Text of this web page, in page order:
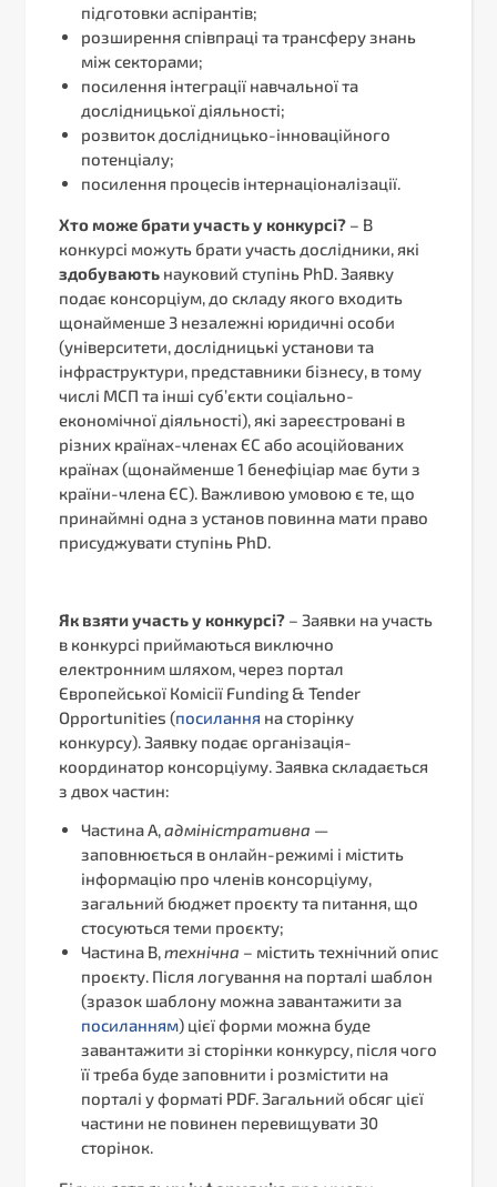
підготовки аспірантів;
розширення співпраці та трансферу знань
між секторами;
посилення інтеграції навчальної та
дослідницької діяльності;
розвиток дослідницько-інноваційного
потенціалу;
посилення процесів інтернаціоналізації.
Хто може брати участь у конкурсі? – В
конкурсі можуть брати участь дослідники, які
здобувають науковий ступінь PhD. Заявку
подає консорціум, до складу якого входить
щонайменше 3 незалежні юридичні особи
(університети, дослідницькі установи та
інфраструктури, представники бізнесу, в тому
числі МСП та інші суб’єкти соціально-
економічної діяльності), які зареєстровані в
різних країнах-членах ЄС або асоційованих
країнах (щонайменше 1 бенефіціар має бути з
країни-члена ЄС). Важливою умовою є те, що
принаймні одна з установ повинна мати право
присуджувати ступінь PhD.
Як взяти участь у конкурсі? – Заявки на участь
в конкурсі приймаються виключно
електронним шляхом, через портал
Європейської Комісії Funding & Tender
Opportunities (посилання на сторінку
конкурсу). Заявку подає організація-
координатор консорціуму. Заявка складається
з двох частин:
Частина А,адміністративна —
заповнюється в онлайн-режимі і містить
інформацію про членів консорціуму,
загальний бюджет проєкту та питання, що
стосуються теми проєкту;
Частина В,технічна – містить технічний опис
проєкту. Після логування на порталі шаблон
(зразок шаблону можна завантажити за
посиланням) цієї форми можна буде
завантажити зі сторінки конкурсу, після чого
її треба буде заповнити і розмістити на
порталі у форматі PDF. Загальний обсяг цієї
частини не повинен перевищувати 30
сторінок.